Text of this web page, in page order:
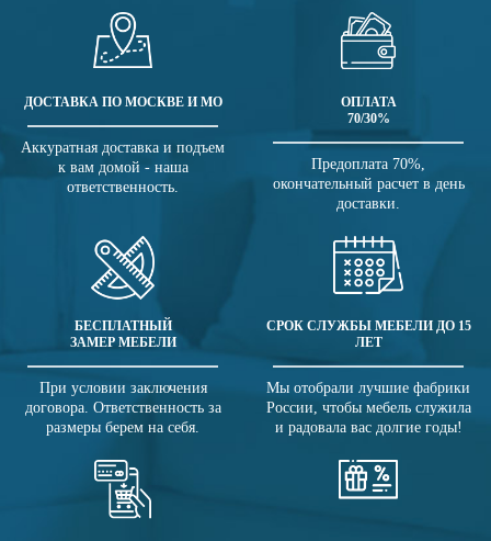
ДОСТАВКА ПО МОСКВЕ И МО
Аккуратная доставка и подъем
к вам домой - наша
ответственность.
ОПЛАТА
70/30%
Предоплата 70%,
окончательный расчет в день
доставки.
БЕСПЛАТНЫЙ
ЗАМЕР МЕБЕЛИ
При условии заключения
договора. Ответственность за
размеры берем на себя.
СРОК СЛУЖБЫ МЕБЕЛИ ДО 15
ЛЕТ
Мы отобрали лучшие фабрики
России, чтобы мебель служила
и радовала вас долгие годы!